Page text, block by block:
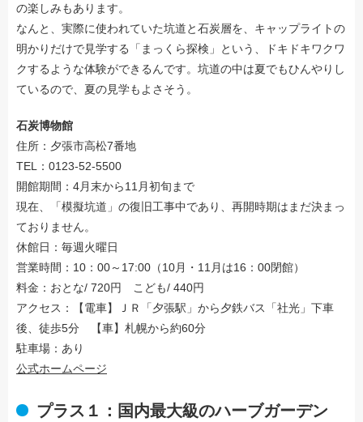
の楽しみもあります。
なんと、実際に使われていた坑道と石炭層を、キャップライトの
明かりだけで見学する「まっくら探検」という、ドキドキワクワ
クするような体験ができるんです。坑道の中は夏でもひんやりし
ているので、夏の見学もよさそう。
石炭博物館
住所：夕張市高松7番地
TEL：0123-52-5500
開館期間：4月末から11月初旬まで
現在、「模擬坑道」の復旧工事中であり、再開時期はまだ決まっ
ておりません。
休館日：毎週火曜日
営業時間：10：00～17:00（10月・11月は16：00閉館）
料金：おとな/ 720円 こども/ 440円
アクセス：【電車】ＪＲ「夕張駅」から夕鉄バス「社光」下車
後、徒歩5分 【車】札幌から約60分
駐車場：あり
公式ホームページ
プラス１：国内最大級のハーブガーデン